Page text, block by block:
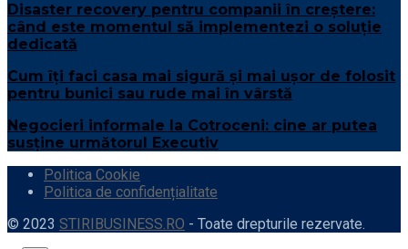
Disaster recovery pentru companii în creștere:
când este momentul să implementezi o soluție
dedicată
Cum îți faci casa mai sigură și mai ușor de folosit
pentru bunici sau rude mai în vârstă
Negocieri informale la Cotroceni: cine ar putea
susține următorul Executiv
Politica Cookie
Politica de confidențialitate
© 2023 STIRIBUSINESS.RO - Toate drepturile rezervate.